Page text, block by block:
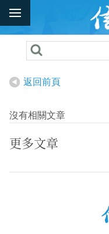
返回前頁
沒有相關文章
更多文章